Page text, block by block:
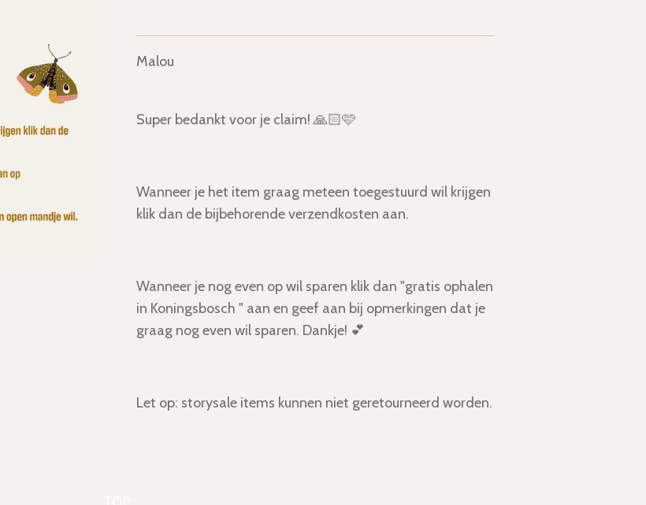
Malou
Super bedankt voor je claim! 🙏🏻🩷
Wanneer je het item graag meteen toegestuurd wil krijgen
klik dan de bijbehorende verzendkosten aan.
Wanneer je nog even op wil sparen klik dan "gratis ophalen
in Koningsbosch " aan en geef aan bij opmerkingen dat je
graag nog even wil sparen. Dankje! 💕
Let op: storysale items kunnen niet geretourneerd worden.